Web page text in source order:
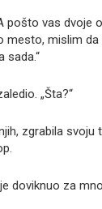
pošto vas dvoje
mesto, mislim da
sada.“
„Šta?“
zgrabila svoju
doviknuo za